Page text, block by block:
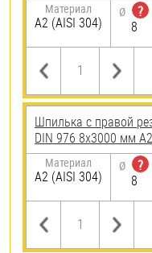
Материал
А2 (AISI 304)
Ø
?
8
Шпилька с правой
DIN 976 8х3000 мм
Материал
А2 (AISI 304)
Ø
?
8